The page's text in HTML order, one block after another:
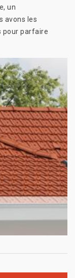
un
avons les
pour parfaire